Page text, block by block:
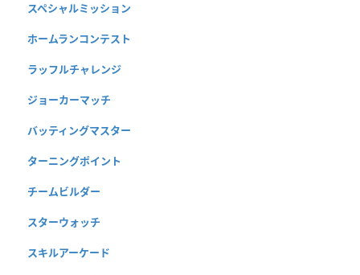
スペシャルミッション
ホームランコンテスト
ラッフルチャレンジ
ジョーカーマッチ
バッティングマスター
ターニングポイント
チームビルダー
スターウォッチ
スキルアーケード